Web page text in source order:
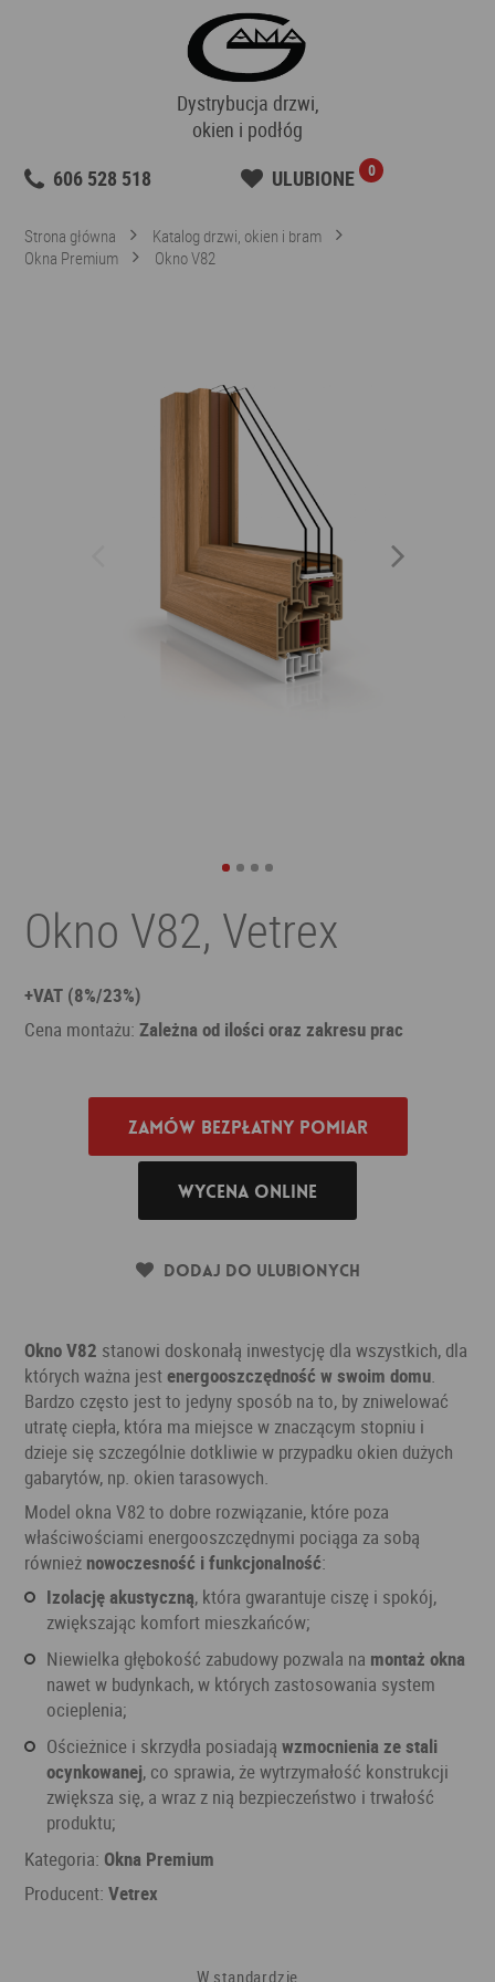
Dystrybucja drzwi,
okien i podłóg
606 528 518
ULUBIONE 0
Strona główna
Katalog drzwi, okien i bram
Okna Premium
Okno V82
Okno V82, Vetrex
+VAT (8%/23%)
Cena montażu:Zależna od ilości oraz zakresu prac
Zamów bezpłatny pomiar
Wycena online
Dodaj do ulubionych
Okno V82 stanowi doskonałą inwestycję dla wszystkich, dla
których ważna jestenergooszczędność w swoim domu.
Bardzo często jest to jedyny sposób na to, by zniwelować
utratę ciepła, która ma miejsce w znaczącym stopniu i
dzieje się szczególnie dotkliwie w przypadku okien dużych
gabarytów, np. okien tarasowych.
Model okna V82 to dobre rozwiązanie, które poza
właściwościami energooszczędnymi pociąga za sobą
również nowoczesność i funkcjonalność:
izolację akustyczną, która gwarantuje ciszę i spokój,
zwiększając komfort mieszkańców;
niewielka głębokość zabudowy pozwala na montaż okna
nawet w budynkach, w których zastosowania system
ocieplenia;
ościeżnice i skrzydła posiadająwzmocnienia ze stali
ocynkowanej, co sprawia, że wytrzymałość konstrukcji
zwiększa się, a wraz z nią bezpieczeństwo i trwałość
produktu;
Kategoria: Okna Premium
Producent:Vetrex
W standardzie